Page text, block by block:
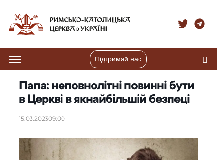
Підтримай нас
Папа: неповнолітні повинні бути
в Церкві в якнайбільшій безпеці
15.03.202309:00